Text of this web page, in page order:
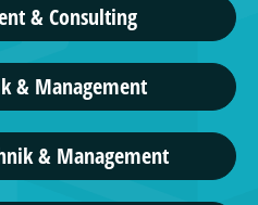
& Consulting
& Management
& Management